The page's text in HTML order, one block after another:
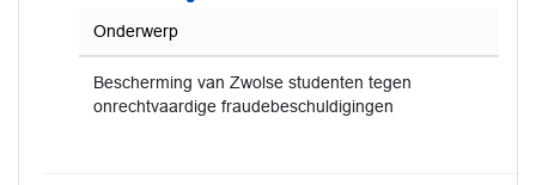
Onderwerp
Bescherming van Zwolse studenten tegen
onrechtvaardige fraudebeschuldigingen